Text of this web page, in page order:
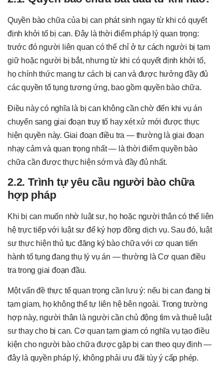
Quyền bào chữa của bị can phát sinh ngay từ khi có quyết
định khởi tố bị can. Đây là thời điểm pháp lý quan trọng:
trước đó người liên quan có thể chỉ ở tư cách người bị tạm
giữ hoặc người bị bắt, nhưng từ khi có quyết định khởi tố,
họ chính thức mang tư cách bị can và được hưởng đầy đủ
các quyền tố tụng tương ứng, bao gồm quyền bào chữa.
Điều này có nghĩa là bị can không cần chờ đến khi vụ án
chuyển sang giai đoạn truy tố hay xét xử mới được thực
hiện quyền này. Giai đoạn điều tra — thường là giai đoạn
nhạy cảm và quan trọng nhất — là thời điểm quyền bào
chữa cần được thực hiện sớm và đầy đủ nhất.
2.2. Trình tự yêu cầu người bào chữa
hợp pháp
Khi bị can muốn nhờ luật sư, họ hoặc người thân có thể liên
hệ trực tiếp với luật sư để ký hợp đồng dịch vụ. Sau đó, luật
sư thực hiện thủ tục đăng ký bào chữa với cơ quan tiến
hành tố tụng đang thụ lý vụ án — thường là Cơ quan điều
tra trong giai đoạn đầu.
Một vấn đề thực tế quan trọng cần lưu ý: nếu bị can đang bị
tạm giam, họ không thể tự liên hệ bên ngoài. Trong trường
hợp này, người thân là người cần chủ động tìm và thuê luật
sư thay cho bị can. Cơ quan tạm giam có nghĩa vụ tạo điều
kiện cho người bào chữa được gặp bị can theo quy định —
đây là quyền pháp lý, không phải ưu đãi tùy ý cấp phép.